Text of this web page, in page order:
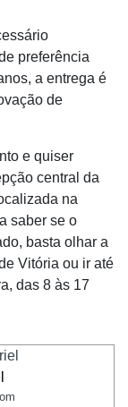
preferência
a entrega é
de
e quiser
central da
na
saber se o
basta olhar a
Vitória ou ir até
das 8 às 17